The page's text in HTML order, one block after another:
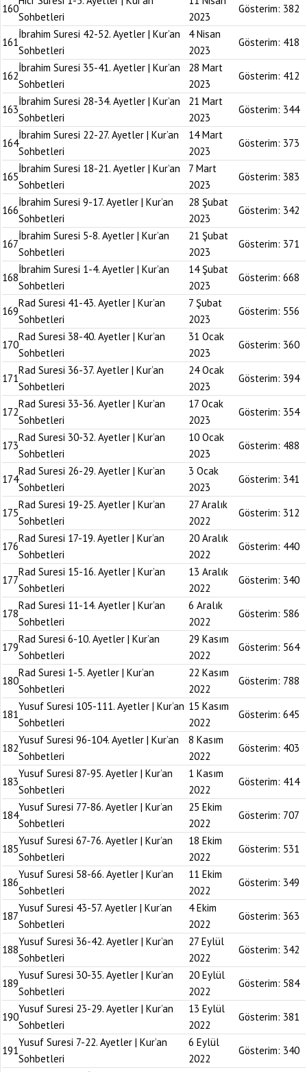
160
Sohbetleri
2023
Gösterim: 382
161
İbrahim Suresi 42-52. Ayetler | Kur’an
Sohbetleri
4 Nisan
2023
Gösterim: 418
162
İbrahim Suresi 35-41. Ayetler | Kur’an
Sohbetleri
28 Mart
2023
Gösterim: 412
163
İbrahim Suresi 28-34. Ayetler | Kur’an
Sohbetleri
21 Mart
2023
Gösterim: 344
164
İbrahim Suresi 22-27. Ayetler | Kur’an
Sohbetleri
14 Mart
2023
Gösterim: 373
165
İbrahim Suresi 18-21. Ayetler | Kur’an
Sohbetleri
7 Mart
2023
Gösterim: 383
166
İbrahim Suresi 9-17. Ayetler | Kur’an
Sohbetleri
28 Şubat
2023
Gösterim: 342
167
İbrahim Suresi 5-8. Ayetler | Kur’an
Sohbetleri
21 Şubat
2023
Gösterim: 371
168
İbrahim Suresi 1-4. Ayetler | Kur’an
Sohbetleri
14 Şubat
2023
Gösterim: 668
169
Rad Suresi 41-43. Ayetler | Kur’an
Sohbetleri
7 Şubat
2023
Gösterim: 556
170
Rad Suresi 38-40. Ayetler | Kur’an
Sohbetleri
31 Ocak
2023
Gösterim: 360
171
Rad Suresi 36-37. Ayetler | Kur’an
Sohbetleri
24 Ocak
2023
Gösterim: 394
172
Rad Suresi 33-36. Ayetler | Kur’an
Sohbetleri
17 Ocak
2023
Gösterim: 354
173
Rad Suresi 30-32. Ayetler | Kur’an
Sohbetleri
10 Ocak
2023
Gösterim: 488
174
Rad Suresi 26-29. Ayetler | Kur’an
Sohbetleri
3 Ocak
2023
Gösterim: 341
175
Rad Suresi 19-25. Ayetler | Kur’an
Sohbetleri
27 Aralık
2022
Gösterim: 312
176
Rad Suresi 17-19. Ayetler | Kur’an
Sohbetleri
20 Aralık
2022
Gösterim: 440
177
Rad Suresi 15-16. Ayetler | Kur’an
Sohbetleri
13 Aralık
2022
Gösterim: 340
178
Rad Suresi 11-14. Ayetler | Kur’an
Sohbetleri
6 Aralık
2022
Gösterim: 586
179
Rad Suresi 6-10. Ayetler | Kur’an
Sohbetleri
29 Kasım
2022
Gösterim: 564
180
Rad Suresi 1-5. Ayetler | Kur’an
Sohbetleri
22 Kasım
2022
Gösterim: 788
181
Yusuf Suresi 105-111. Ayetler | Kur’an
Sohbetleri
15 Kasım
2022
Gösterim: 645
182
Yusuf Suresi 96-104. Ayetler | Kur’an
Sohbetleri
8 Kasım
2022
Gösterim: 403
183
Yusuf Suresi 87-95. Ayetler | Kur’an
Sohbetleri
1 Kasım
2022
Gösterim: 414
184
Yusuf Suresi 77-86. Ayetler | Kur’an
Sohbetleri
25 Ekim
2022
Gösterim: 707
185
Yusuf Suresi 67-76. Ayetler | Kur’an
Sohbetleri
18 Ekim
2022
Gösterim: 531
186
Yusuf Suresi 58-66. Ayetler | Kur’an
Sohbetleri
11 Ekim
2022
Gösterim: 349
187
Yusuf Suresi 43-57. Ayetler | Kur’an
Sohbetleri
4 Ekim
2022
Gösterim: 363
188
Yusuf Suresi 36-42. Ayetler | Kur’an
Sohbetleri
27 Eylül
2022
Gösterim: 342
189
Yusuf Suresi 30-35. Ayetler | Kur’an
Sohbetleri
20 Eylül
2022
Gösterim: 584
190
Yusuf Suresi 23-29. Ayetler | Kur’an
Sohbetleri
13 Eylül
2022
Gösterim: 381
191
Yusuf Suresi 7-22. Ayetler | Kur’an
Sohbetleri
6 Eylül
2022
Gösterim: 340